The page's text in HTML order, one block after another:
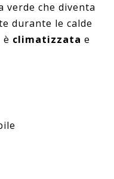
verde che diventa
durante le calde
climatizzata e